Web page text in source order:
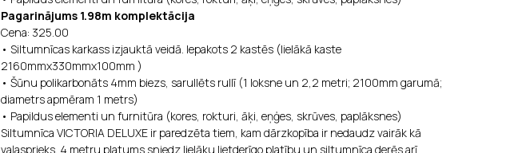
Pagarinājums 1.98m komplektācija
Cena: 325.00
• Siltumnīcas karkass izjauktā veidā. Iepakots 2 kastēs (lielākā kaste
2160mmx330mmx100mm )
• Šūnu polikarbonāts 4mm biezs, sarullēts rullī (1 loksne un 2,2 metri; 2100mm garumā;
diametrs apmēram 1 metrs)
• Papildus elementi un furnitūra (kores, rokturi, āķi, eņģes, skrūves, paplāksnes)
Siltumnīca VICTORIA DELUXE ir paredzēta tiem, kam dārzkopība ir nedaudz vairāk kā
vaļasprieks. 4 metru platums sniedz lielāku lietderīgo platību un siltumnīca derēs arī